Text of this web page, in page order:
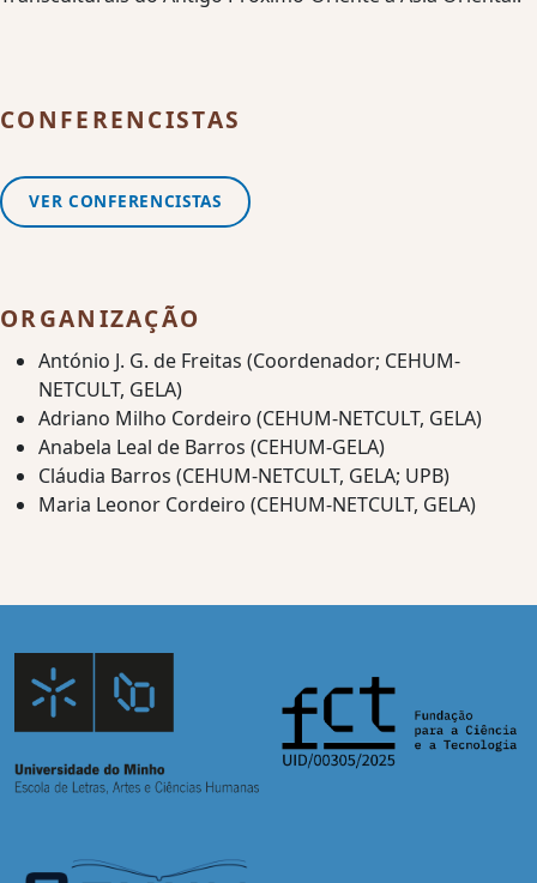
CONFERENCISTAS
VER CONFERENCISTAS
ORGANIZAÇÃO
António J. G. de Freitas (Coordenador; CEHUM-
NETCULT, GELA)
Adriano Milho Cordeiro (CEHUM-NETCULT, GELA)
Anabela Leal de Barros (CEHUM-GELA)
Cláudia Barros (CEHUM-NETCULT, GELA; UPB)
Maria Leonor Cordeiro (CEHUM-NETCULT, GELA)